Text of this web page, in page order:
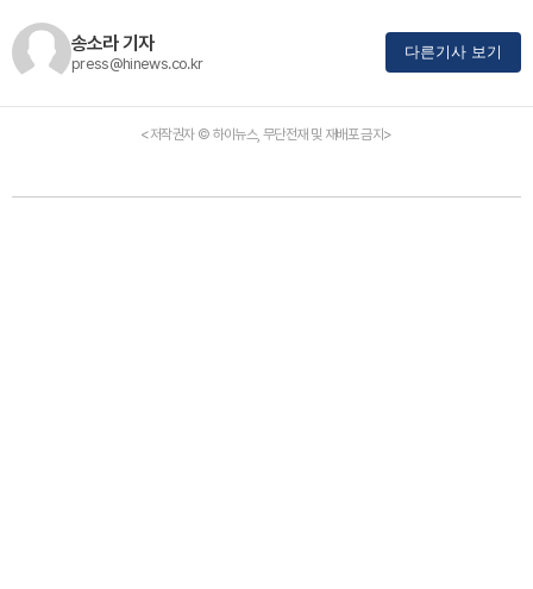
송소라 기자
press@hinews.co.kr
다른기사 보기
<저작권자 © 하이뉴스, 무단전재 및 재배포 금지>